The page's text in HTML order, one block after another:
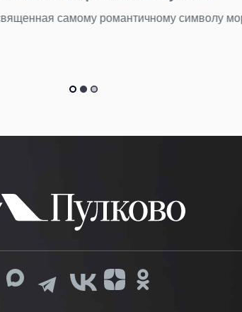
оставили в терминале Пулково